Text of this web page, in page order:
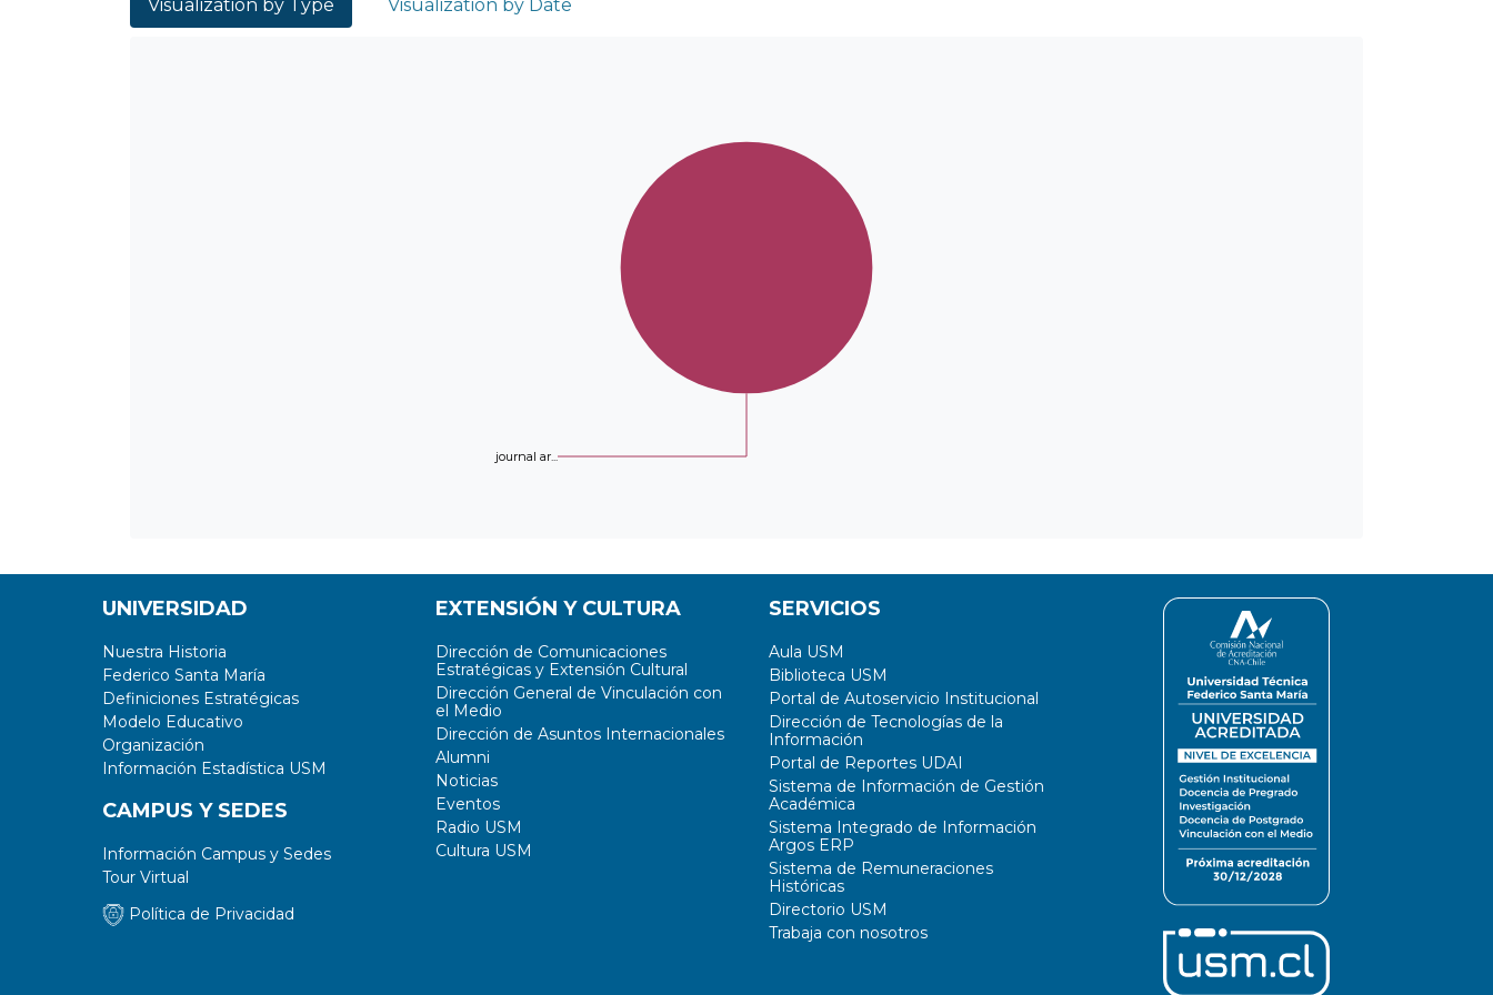
Visualization by Type Visualization by Date
journal ar...
UNIVERSIDAD
Nuestra Historia
Federico Santa María
Definiciones Estratégicas
Modelo Educativo
Organización
Información Estadística USM
CAMPUS Y SEDES
Información Campus y Sedes
Tour Virtual
Política de Privacidad
EXTENSIÓN Y CULTURA
Dirección de Comunicaciones
Estratégicas y Extensión Cultural
Dirección General de Vinculación con
el Medio
Dirección de Asuntos Internacionales
Alumni
Noticias
Eventos
Radio USM
Cultura USM
SERVICIOS
Aula USM
Biblioteca USM
Portal de Autoservicio Institucional
Dirección de Tecnologías de la
Información
Portal de Reportes UDAI
Sistema de Información de Gestión
Académica
Sistema Integrado de Información
Argos ERP
Sistema de Remuneraciones
Históricas
Directorio USM
Trabaja con nosotros